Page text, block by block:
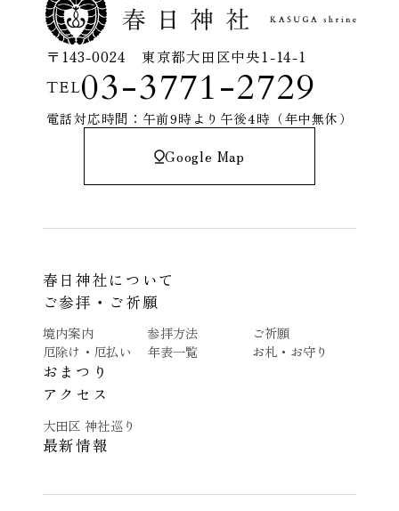
〒143-0024 東京都大田区中央1-14-1
TEL03-3771-2729
電話対応時間：午前9時より午後4時（年中無休）
Google Map
春日神社について
ご参拝・ご祈願
境内案内 参拝方法
ご祈願
厄除け・厄払い
年表一覧 お札・お守り
おまつり
アクセス
大田区 神社巡り
最新情報